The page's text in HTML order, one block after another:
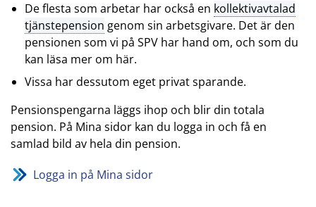
De flesta som arbetar har också en kollektivavtalad
tjänstepension genom sin arbetsgivare. Det är den
pensionen som vi på SPV har hand om, och som du
kan läsa mer om här.
Vissa har dessutom eget privat sparande.
Pensionspengarna läggs ihop och blir din totala
pension. På Mina sidor kan du logga in och få en
samlad bild av hela din pension.
Logga in på Mina sidor